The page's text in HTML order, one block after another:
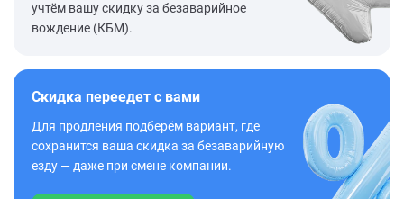
учтём вашу скидку за безаварийное
вождение (КБМ).
Скидка переедет с вами
Для продления подберём вариант, где
сохранится ваша скидка за безаварийную
езду — даже при смене компании.